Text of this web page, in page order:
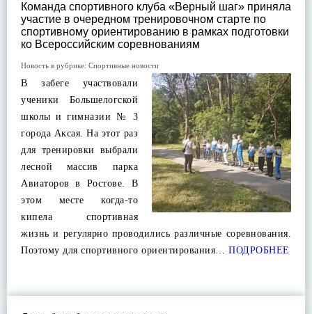
Команда спортивного клуба «Верный шаг» приняла
участие в очередном тренировочном старте по
спортивному ориентированию в рамках подготовки
ко Всероссийским соревнованиям
Новость в рубрике: Спортивные новости
В забеге участвовали
ученики Большелогской
школы и гимназии № 3
города Аксая. На этот раз
для тренировки выбрали
лесной массив парка
Авиаторов в Ростове. В
этом месте когда-то
кипела спортивная
жизнь и регулярно проводились различные соревнования.
Поэтому для спортивного ориентирования… ПОДРОБНЕЕ